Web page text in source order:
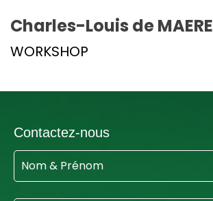
Charles-Louis de MAERE
WORKSHOP
Contactez-nous